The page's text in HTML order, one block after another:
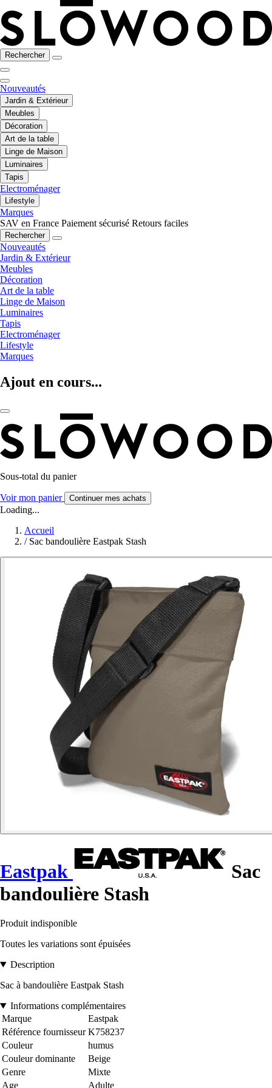
Rechercher
Nouveautés
Jardin & Extérieur
Meubles
Décoration
Art de la table
Linge de Maison
Luminaires
Tapis
Electroménager
Lifestyle
Marques
SAV en France Paiement sécurisé Retours faciles
Rechercher
Nouveautés
Jardin & Extérieur
Meubles
Décoration
Art de la table
Linge de Maison
Luminaires
Tapis
Electroménager
Lifestyle
Marques
Ajout en cours...
Sous-total du panier
Voir mon panier Continuer mes achats
Loading...
Accueil
/ Sac bandoulière Eastpak Stash
Eastpak
Sac
bandoulière Stash
Produit indisponible
Toutes les variations sont épuisées
Description
Sac à bandoulière Eastpak Stash
Informations complémentaires
Marque
Eastpak
Référence fournisseur K758237
Couleur
humus
Couleur dominante
Beige
Genre
Mixte
Age
Adulte